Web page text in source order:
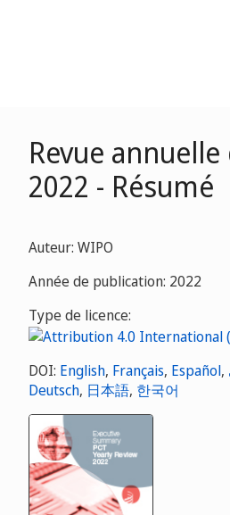
Revue annuelle
2022 - Résumé
Auteur: WIPO
Année de publication: 2022
Type de licence:
DOI: English, Français, Español,
Deutsch, 日本語, 한국어